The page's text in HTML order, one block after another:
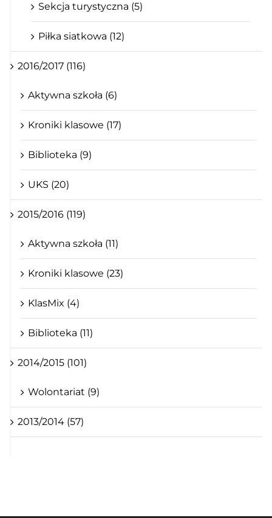
Sekcja turystyczna (5)
Piłka siatkowa (12)
2016/2017 (116)
Aktywna szkoła (6)
Kroniki klasowe (17)
Biblioteka (9)
UKS (20)
2015/2016 (119)
Aktywna szkoła (11)
Kroniki klasowe (23)
KlasMix (4)
Biblioteka (11)
2014/2015 (101)
Wolontariat (9)
2013/2014 (57)